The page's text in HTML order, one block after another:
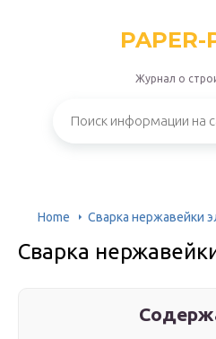
PAPER-
Журнал о
Home Сварка нержавейки
Сварка